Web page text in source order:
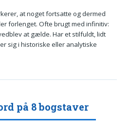
at noget fortsatte og dermed
forlenget. Ofte brugt med infinitiv:
at gælde. Har et stilfuldt, lidt
sig i historiske eller analytiske
på 8 bogstaver